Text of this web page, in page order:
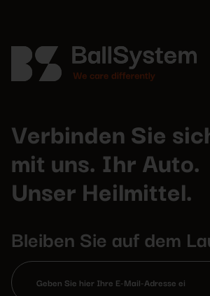
Verbinden Sie
mit uns. Ihr Auto.
Unser Heilmittel.
Bleiben Sie auf dem